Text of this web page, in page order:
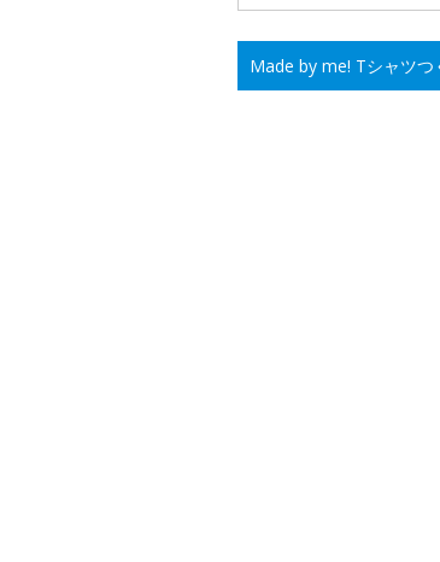
Made by me! Tシャツつ